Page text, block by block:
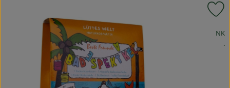
AUS DER REGION
Ökokisten
Obst & Gemüse
, Verband:
NK
,
.